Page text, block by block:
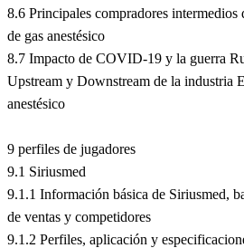
8.6 Principales compradores intermedios
de gas anestésico
8.7 Impacto de COVID-19 y la guerra
Upstream y Downstream de la industria
anestésico
9 perfiles de jugadores
9.1 Siriusmed
9.1.1 Información básica de Siriusmed,
de ventas y competidores
9.1.2 Perfiles, aplicación y